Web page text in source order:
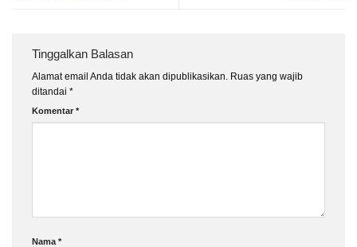
Tinggalkan Balasan
Alamat email Anda tidak akan dipublikasikan. Ruas yang wajib
ditandai *
Komentar *
Nama *